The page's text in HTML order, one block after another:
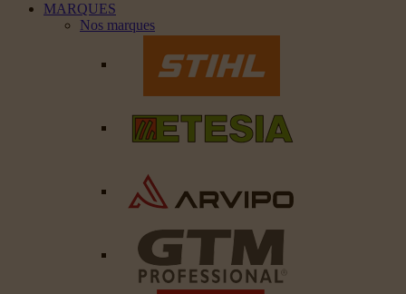
MARQUES
Nos marques